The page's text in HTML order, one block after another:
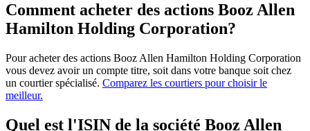
Comment acheter des actions Booz Allen
Hamilton Holding Corporation?
Pour acheter des actions Booz Allen Hamilton Holding Corporation
vous devez avoir un compte titre, soit dans votre banque soit chez
un courtier spécialisé. Comparez les courtiers pour choisir le
meilleur.
Quel est l'ISIN de la société Booz Allen